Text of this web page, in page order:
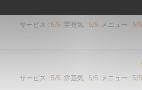
サービス : 5/5 雰囲気 : 5/5 メニュー : 5/5
サービス : 5/5 雰囲気 : 5/5 メニュー : 5/5